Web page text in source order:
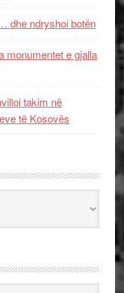
dhe ndryshoi botën
monumentet e gjalla
takim në
të Kosovës